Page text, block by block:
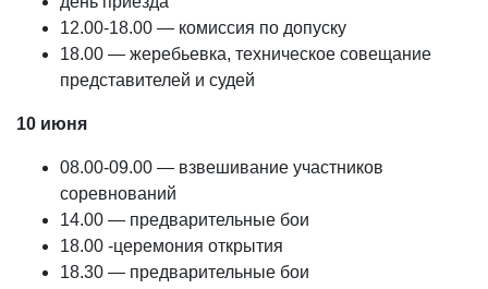
12.00-18.00 — комиссия по допуску
18.00 — жеребьевка, техническое совещание
представителей и судей
10 июня
08.00-09.00 — взвешивание участников
соревнований
14.00 — предварительные бои
18.00 -церемония открытия
18.30 — предварительные бои